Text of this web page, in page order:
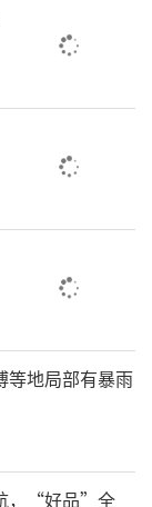
等地局部有暴雨
，“好品”全